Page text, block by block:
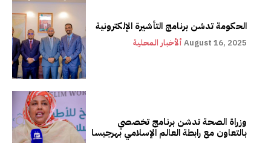
الحكومة تدشن برنامج التأشيرة الإلكترونية
ألأخبار المحلية August 16, 2025
وزراة الصحة تدشن برنامج تخصصي
بالتعاون مع رابطة العالم الإسلامي بهرجيسا